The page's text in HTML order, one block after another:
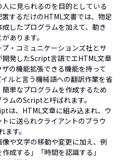
に見られるのを目的としている
するだけのHTML文書では、物足
したプログラムを加えて、動き
あります。
・コミュニケーションズ社とサ
開発したScript言語でエHTML文章
の機能拡張できる機能を持って
ルと言う機械語への翻訳作業を省
単なプログラムを作成するため
ムのScriptと呼ばれます。
は、HTML文章に組み込まれ、ウ
に送られクライアントのブラウ
す。
や文字の移動や変更に加え、例
成する」「時間を認識する」